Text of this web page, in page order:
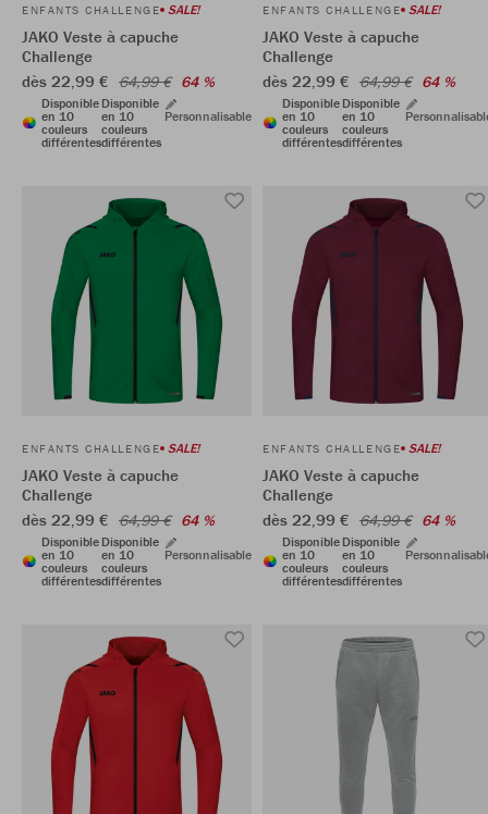
ENFANTS CHALLENGE SALE!
JAKO Veste à capuche
Challenge
dès 22,99 € 64,99 € 64 %
Disponible
en 10
couleurs
différentes
Disponible
en 10
couleurs
différentes
Personnalisable
ENFANTS CHALLENGE SALE!
JAKO Veste à capuche
Challenge
dès 22,99 € 64,99 € 64 %
Disponible
en 10
couleurs
différentes
Disponible
en 10
couleurs
différentes
ENFANTS CHALLENGE SALE!
JAKO Veste à capuche
Challenge
dès 22,99 € 64,99 € 64 %
Disponible
en 10
couleurs
différentes
Disponible
en 10
couleurs
différentes
Personnalisable
ENFANTS CHALLENGE SALE!
JAKO Veste à capuche
Challenge
dès 22,99 € 64,99 € 64 %
Disponible
en 10
couleurs
différentes
Disponible
en 10
couleurs
différentes